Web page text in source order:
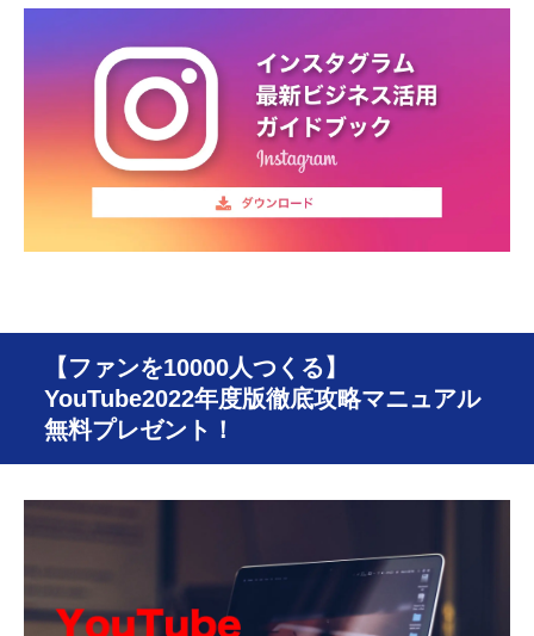
【ファンを10000人つくる】
YouTube2022年度版徹底攻略マニュアル
無料プレゼント！